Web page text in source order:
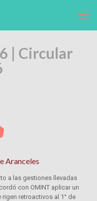
| Circular
Aranceles
a las gestiones llevadas
con OMINT aplicar un
retroactivos al 1° de